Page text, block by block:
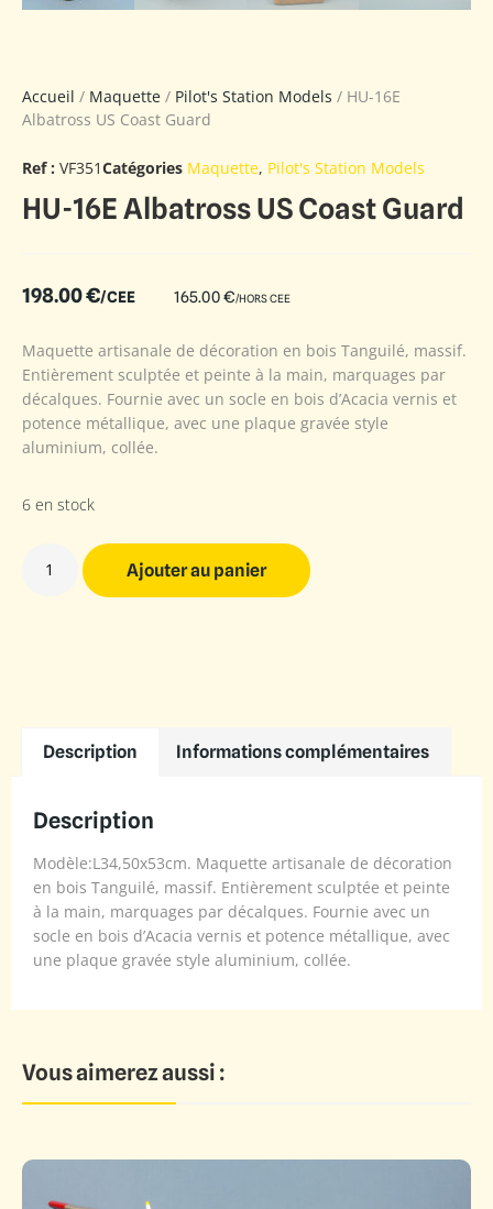
Accueil / Maquette / Pilot's Station Models / HU-16E
Albatross US Coast Guard
Ref : VF351Catégories Maquette, Pilot's Station Models
HU-16E Albatross US Coast Guard
198.00€/CEE 165.00€/HORS CEE
Maquette artisanale de décoration en bois Tanguilé, massif.
Entièrement sculptée et peinte à la main, marquages par
décalques. Fournie avec un socle en bois d’Acacia vernis et
potence métallique, avec une plaque gravée style
aluminium, collée.
6 en stock
Ajouter au panier
Description Informations complémentaires
Description
Modèle:L34,50x53cm. Maquette artisanale de décoration
en bois Tanguilé, massif. Entièrement sculptée et peinte
à la main, marquages par décalques. Fournie avec un
socle en bois d’Acacia vernis et potence métallique, avec
une plaque gravée style aluminium, collée.
Vous aimerez aussi :